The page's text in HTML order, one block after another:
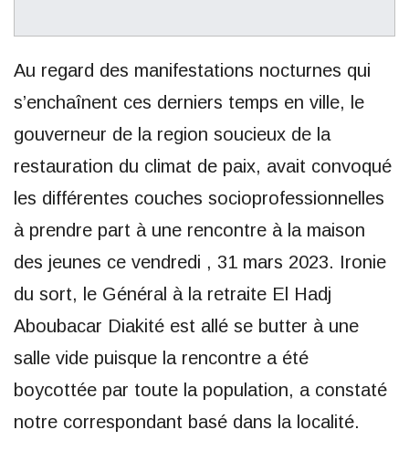
Au regard des manifestations nocturnes qui
s’enchaînent ces derniers temps en ville, le
gouverneur de la region soucieux de la
restauration du climat de paix, avait convoqué
les différentes couches socioprofessionnelles
à prendre part à une rencontre à la maison
des jeunes ce vendredi , 31 mars 2023. Ironie
du sort, le Général à la retraite El Hadj
Aboubacar Diakité est allé se butter à une
salle vide puisque la rencontre a été
boycottée par toute la population, a constaté
notre correspondant basé dans la localité.